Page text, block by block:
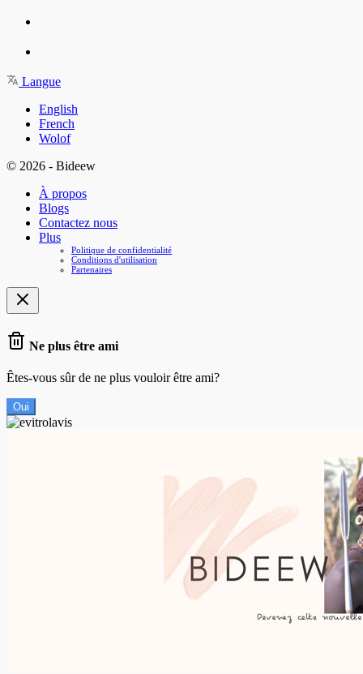
Langue
English
French
Wolof
© 2026 - Bideew
À propos
Blogs
Contactez nous
Plus
Politique de confidentialité
Conditions d'utilisation
Partenaires
Ne plus être ami
Êtes-vous sûr de ne plus vouloir être ami?
Oui